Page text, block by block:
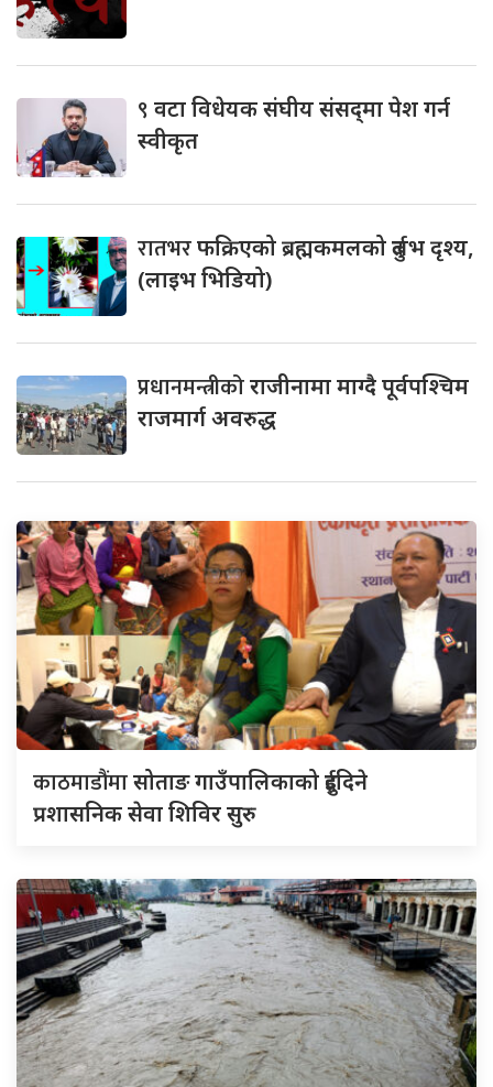
९ वटा विधेयक संघीय संसद्‌मा पेश गर्न
स्वीकृत
रातभरफक्रिएको ब्रह्मकमलको दुर्लभ दृश्य,
(लाइभ भिडियो)
प्रधानमन्त्रीकोराजीनामा माग्दै पूर्वपश्चिम
राजमार्ग अवरुद्ध
काठमाडौंमासोताङ गाउँपालिकाको दुईदिने
प्रशासनिक सेवा शिविर सुरु